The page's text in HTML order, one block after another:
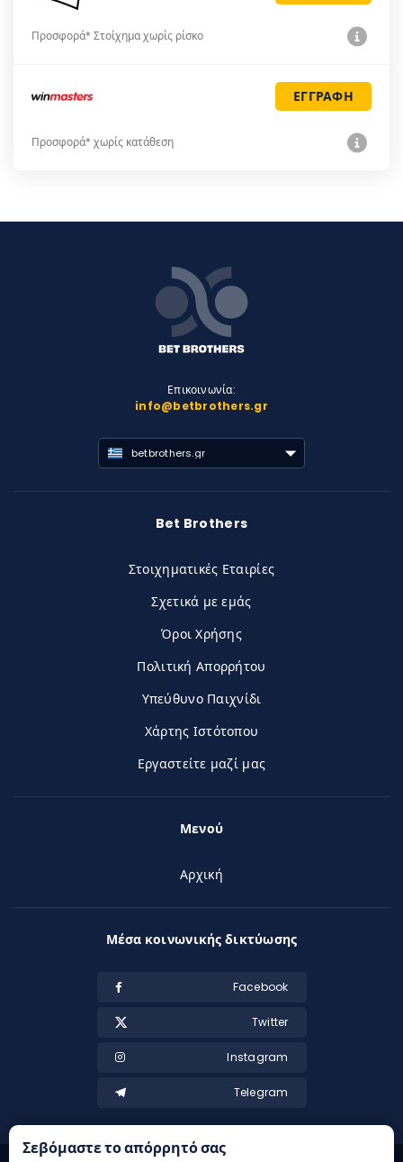
Προσφορά* Στοίχημα χωρίς ρίσκο
ΕΓΓΡΑΦΗ
Προσφορά* χωρίς κατάθεση
Επικοινωνία:
info@betbrothers.gr
betbrothers.gr
Bet Brothers
Στοιχηματικές Εταιρίες
Σχετικά με εμάς
Όροι Χρήσης
Πολιτική Απορρήτου
Υπεύθυνο Παιχνίδι
Χάρτης Ιστότοπου
Εργαστείτε μαζί μας
Μενού
Αρχική
Μέσα κοινωνικής δικτύωσης
Facebook
Twitter
Instagram
Telegram
Σεβόμαστε το απόρρητό σας